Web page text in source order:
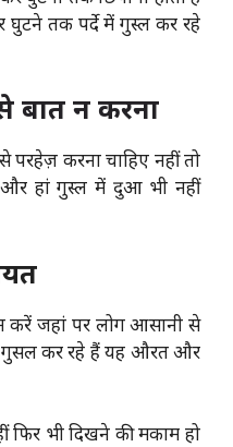
तक पर्दे में गुस्ल कर रहे
बात न करना
करना चाहिए नहीं तो
और हां गुस्ल में दुआ भी नहीं
जहां पर लोग आसानी से
कर रहे हैं यह औरत और
फिर भी दिखने की मकाम हो